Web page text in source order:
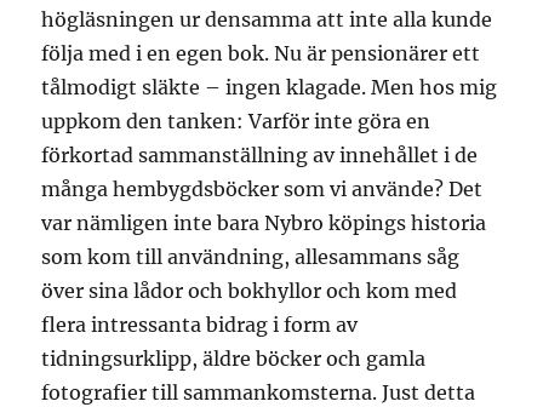
högläsningen ur densamma att inte alla kunde
följa med i en egen bok. Nu är pensionärer ett
tålmodigt släkte – ingen klagade. Men hos mig
uppkom den tanken: Varför inte göra en
förkortad sammanställning av innehållet i de
många hembygdsböcker som vi använde? Det
var nämligen inte bara Nybro köpings historia
som kom till användning, allesammans såg
över sina lådor och bokhyllor och kom med
flera intressanta bidrag i form av
tidningsurklipp, äldre böcker och gamla
fotografier till sammankomsterna. Just detta